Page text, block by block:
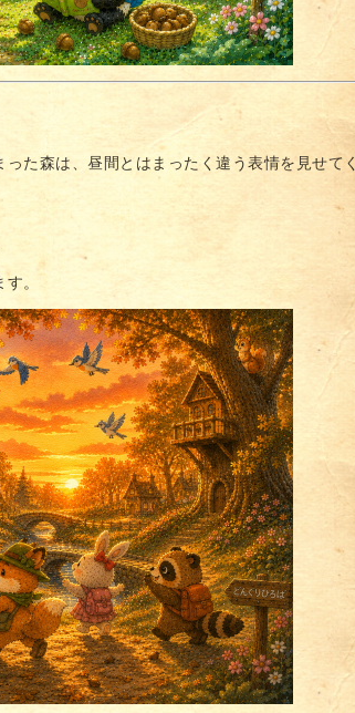
た森は、昼間とはまったく違う表情を見せてく
。